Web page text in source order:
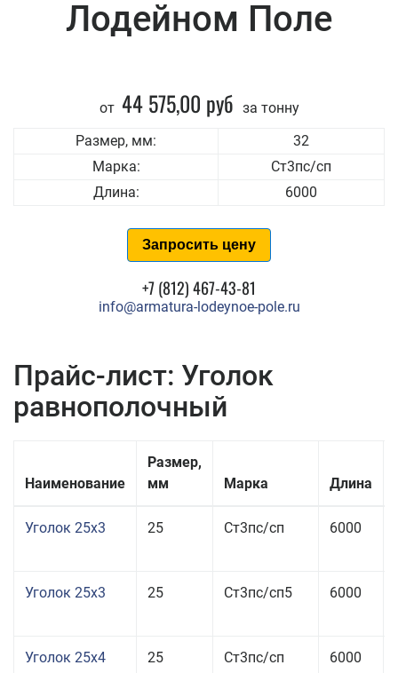
Лодейном Поле
от 44 575,00 руб за тонну
Размер, мм:
32
Марка:
Ст3пс/сп
Длина:
6000
Запросить цену
+7 (812) 467-43-81
info@armatura-lodeynoe-pole.ru
Прайс-лист: Уголок
равнополочный
Наименование
Размер,
мм
Марка Длина
Уголок 25x3 25 Ст3пс/сп 6000
Уголок 25x3 25 Ст3пс/сп5 6000
Уголок 25x4 25 Ст3пс/сп 6000